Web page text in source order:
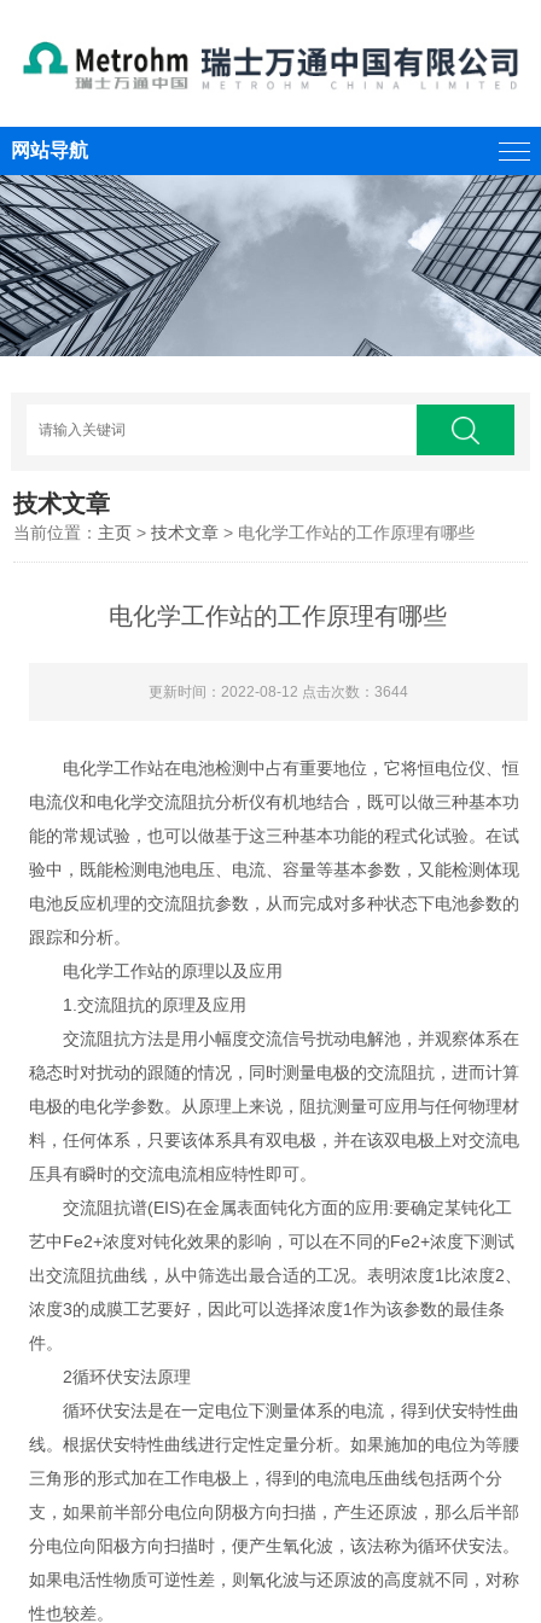
网站导航
技术文章
当前位置： 主页 >技术文章 > 电化学工作站的工作原理有哪些
电化学工作站的工作原理有哪些
更新时间：2022-08-12 点击次数：3644
电化学工作站在电池检测中占有重要地位，它将恒电位仪、恒
电流仪和电化学交流阻抗分析仪有机地结合，既可以做三种基本功
能的常规试验，也可以做基于这三种基本功能的程式化试验。在试
验中，既能检测电池电压、电流、容量等基本参数，又能检测体现
电池反应机理的交流阻抗参数，从而完成对多种状态下电池参数的
跟踪和分析。
电化学工作站的原理以及应用
1.交流阻抗的原理及应用
交流阻抗方法是用小幅度交流信号扰动电解池，并观察体系在
稳态时对扰动的跟随的情况，同时测量电极的交流阻抗，进而计算
电极的电化学参数。从原理上来说，阻抗测量可应用与任何物理材
料，任何体系，只要该体系具有双电极，并在该双电极上对交流电
压具有瞬时的交流电流相应特性即可。
交流阻抗谱(EIS)在金属表面钝化方面的应用:要确定某钝化工
艺中Fe2+浓度对钝化效果的影响，可以在不同的Fe2+浓度下测试
出交流阻抗曲线，从中筛选出最合适的工况。表明浓度1比浓度2、
浓度3的成膜工艺要好，因此可以选择浓度1作为该参数的最佳条
件。
2循环伏安法原理
循环伏安法是在一定电位下测量体系的电流，得到伏安特性曲
线。根据伏安特性曲线进行定性定量分析。如果施加的电位为等腰
三角形的形式加在工作电极上，得到的电流电压曲线包括两个分
支，如果前半部分电位向阴极方向扫描，产生还原波，那么后半部
分电位向阳极方向扫描时，便产生氧化波，该法称为循环伏安法。
如果电活性物质可逆性差，则氧化波与还原波的高度就不同，对称
性也较差。